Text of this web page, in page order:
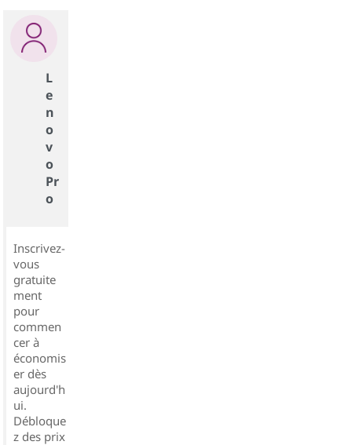
L
e
n
o
v
o
Pr
o
Inscrivez-
vous
gratuite
ment
pour
commen
cer à
économis
er dès
aujourd'h
ui.
Débloque
z des prix